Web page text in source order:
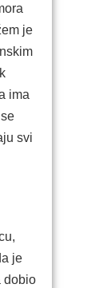
je
ima
svi
je
dobio